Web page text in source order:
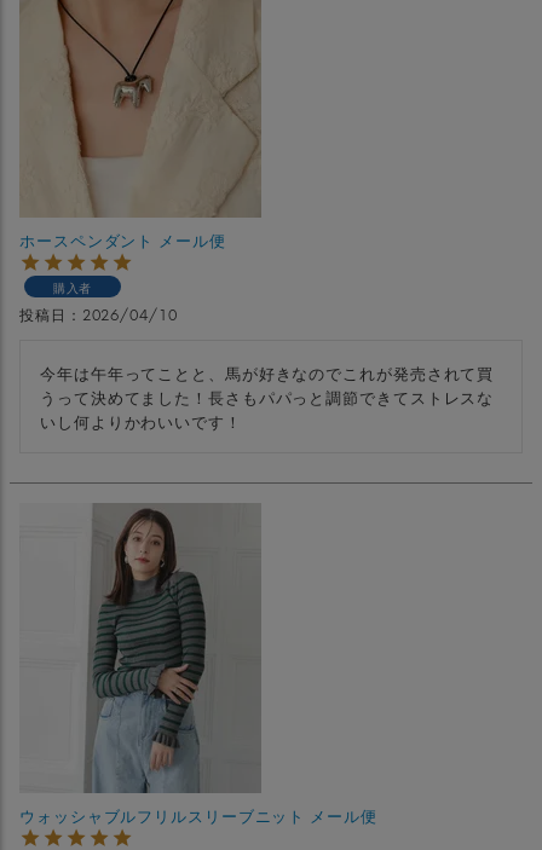
ホースペンダント メール便
購入者
投稿日 2026/04/10
今年は午年ってことと、馬が好きなのでこれが発売されて買
うって決めてました！長さもパパっと調節できてストレスな
いし何よりかわいいです！
ウォッシャブルフリルスリーブニット メール便